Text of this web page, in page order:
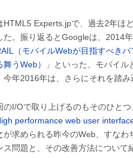
HTML5 Experts.jpで、過去2年ほ
た。振り返るとGoogleは、2014
（モバイルWebが目指すべきパ
舞うWeb）
」といった、モバイ
今年2016年は、さらにそれを踏み
のI/Oで取り上げるのもそのひと
performance web user
が求められる昨今のWeb、すな
ス問題と、その改善方法について